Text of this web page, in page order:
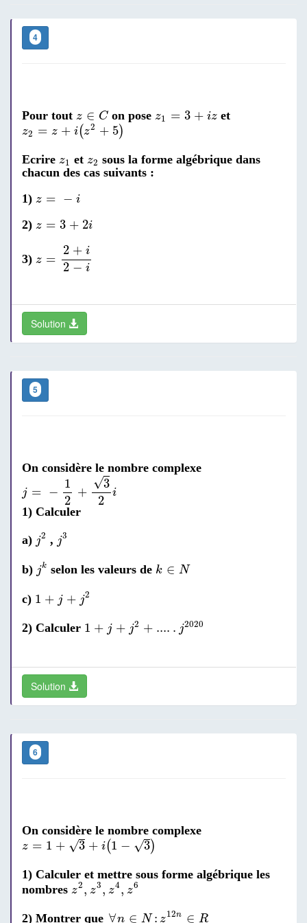
4
Pour tout z ∈ C
∈C on posez1 = 3 + iz
+i z et
z2 = z + i(z2 + 5)
z2=z +i(z2 +5)
Ecrire z1
z1 et z2
z2 sous la forme algébrique dans
chacun des cas suivants :
1) z = − i
z=-i
2) z = 3 + 2i
z= +2
3) z =
2 + i
2 − i
i2 -i
Solution
5
On considère le nombre complexe
j = −
1
2
+
√3
2
i
j=-12+32i
1) Calculer
a) j2
2
, j3
3
b) jk
k
selon les valeurs de k ∈ N
k ∈N
c) 1 + j + j2
2) Calculer 1 + j + j2 + .... . j2020
1 j ....
Solution
6
On considère le nombre complexe
z = 1 + √3 + i(1 − √3)
z=1 +3+i(1-3)
1) Calculer et mettre sous forme algébrique les
nombres z2, z3, z4, z6
z2,z3,z4,z6
2) Montrer que ∀n ∈ N : z12n ∈ R
∀n N:z n∈